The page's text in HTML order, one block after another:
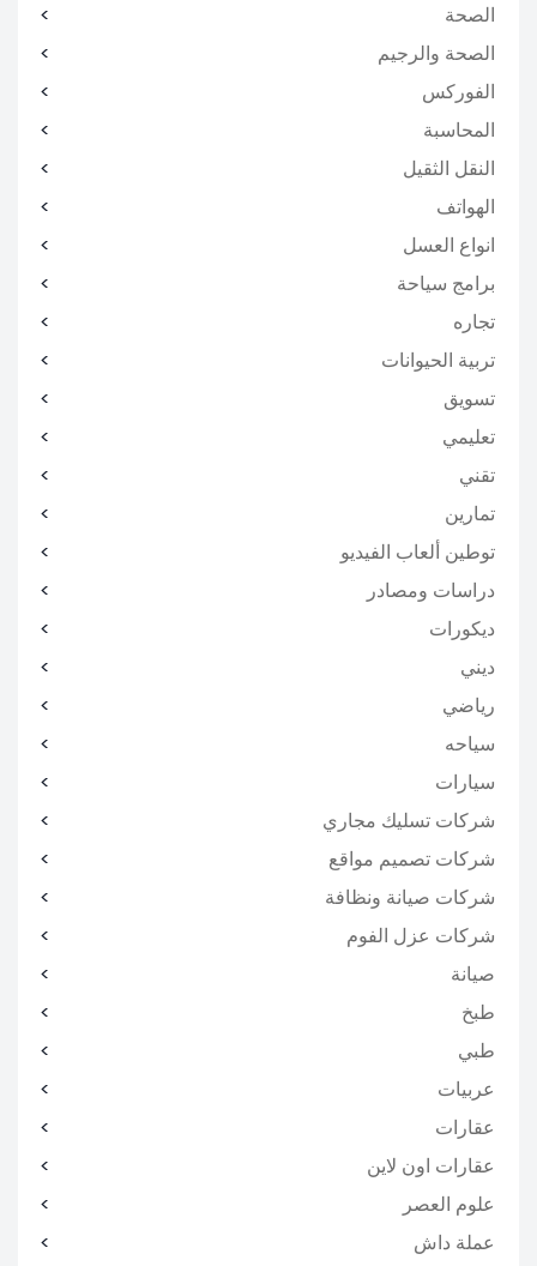
الصحة
الصحة والرجيم
الفوركس
المحاسبة
النقل الثقيل
الهواتف
انواع العسل
برامج سياحة
تجاره
تربية الحيوانات
تسويق
تعليمي
تقني
تمارين
توطين ألعاب الفيديو
دراسات ومصادر
ديكورات
ديني
رياضي
سياحه
سيارات
شركات تسليك مجاري
شركات تصميم مواقع
شركات صيانة ونظافة
شركات عزل الفوم
صيانة
طبخ
طبي
عربيات
عقارات
عقارات اون لاين
علوم العصر
عملة داش